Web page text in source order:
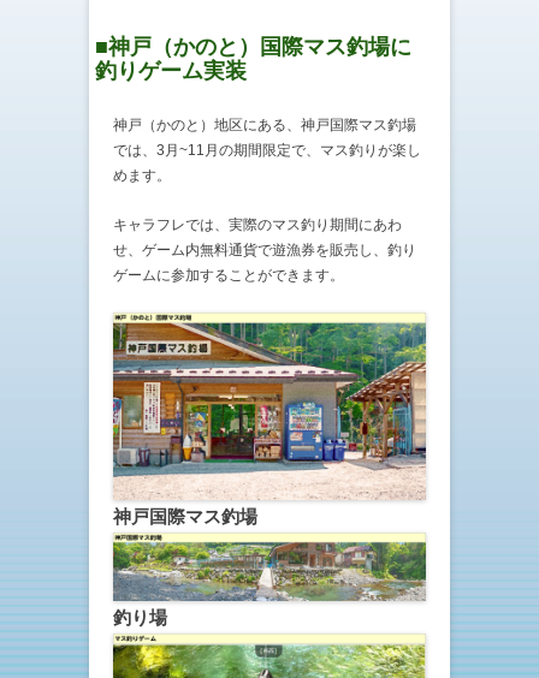
■神戸（かのと）国際マス釣場に
釣りゲーム実装
神戸（かのと）地区にある、神戸国際マス釣場
では、3月~11月の期間限定で、マス釣りが楽し
めます。
キャラフレでは、実際のマス釣り期間にあわ
せ、ゲーム内無料通貨で遊漁券を販売し、釣り
ゲームに参加することができます。
神戸国際マス釣場
釣り場